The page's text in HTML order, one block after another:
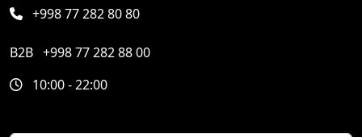
+998 77 282 80 80
B2B +998 77 282 88 00
10:00 - 22:00